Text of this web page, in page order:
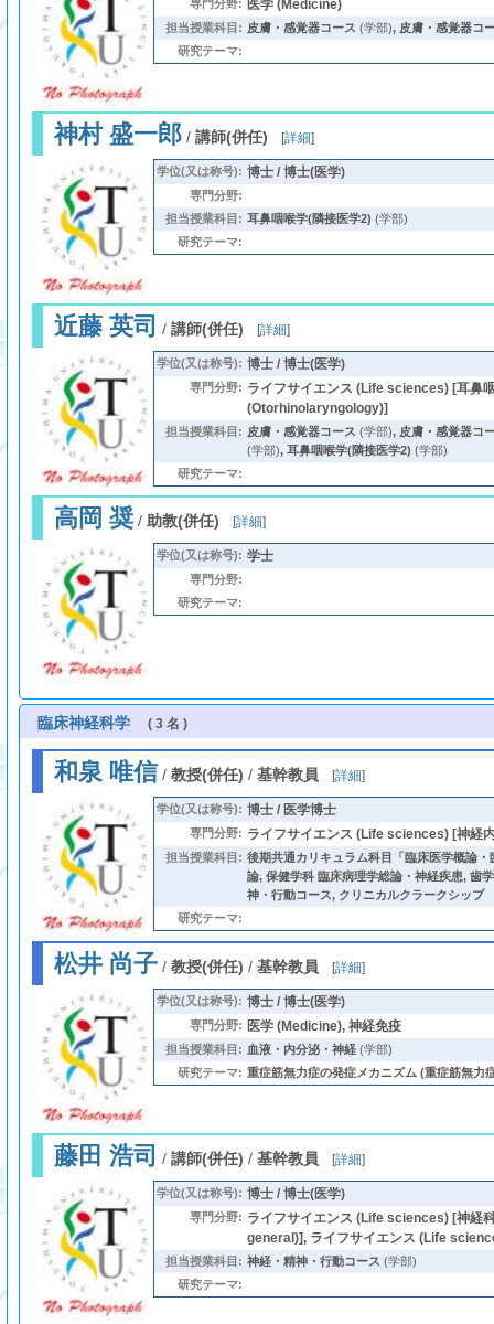
専門分野: 医学 (Medicine)
担当授業科目: 皮膚・感覚器コース (学部), 皮膚・感覚器コ
研究テーマ:
神村 盛一郎/ 講師(併任) [詳細]
学位(又は称号): 博士 / 博士(医学)
専門分野:
担当授業科目: 耳鼻咽喉学(隣接医学2) (学部)
研究テーマ:
近藤 英司 / 講師(併任) [詳細]
学位(又は称号): 博士 / 博士(医学)
専門分野: ライフサイエンス (Life sciences) [耳鼻
(Otorhinolaryngology)]
担当授業科目: 皮膚・感覚器コース (学部), 皮膚・感覚器コ
(学部), 耳鼻咽喉学(隣接医学2) (学部)
研究テーマ:
高岡 奨/ 助教(併任) [詳細]
学位(又は称号): 学士
専門分野:
研究テーマ:
臨床神経科学 ( 3 名 )
和泉 唯信 / 教授(併任) / 基幹教員 [詳細]
学位(又は称号): 博士 / 医学博士
専門分野: ライフサイエンス (Life sciences) [神経
担当授業科目: 後期共通カリキュラム科目「臨床医学概論・
論, 保健学科 臨床病理学総論・神経疾患, 歯
神・行動コース, クリニカルクラークシップ
研究テーマ:
松井 尚子/ 教授(併任) / 基幹教員 [詳細]
学位(又は称号): 博士 / 博士(医学)
専門分野: 医学 (Medicine), 神経免疫
担当授業科目: 血液・内分泌・神経(学部)
研究テーマ: 重症筋無力症の発症メカニズム (重症筋無力
藤田 浩司 / 講師(併任) / 基幹教員 [詳細]
学位(又は称号): 博士 / 博士(医学)
専門分野: ライフサイエンス (Life sciences) [神経
general)], ライフサイエンス (Life
担当授業科目: 神経・精神・行動コース (学部)
研究テーマ: